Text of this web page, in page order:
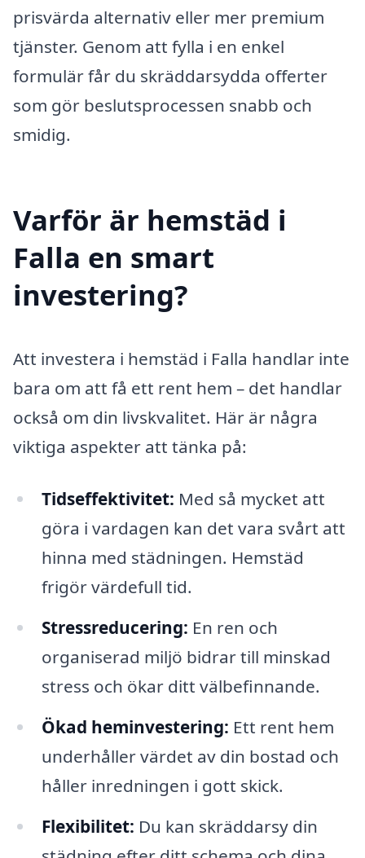
prisvärda alternativ eller mer premium
tjänster. Genom att fylla i en enkel
formulär får du skräddarsydda offerter
som gör beslutsprocessen snabb och
smidig.
Varför är hemstäd i
Falla en smart
investering?
Att investera i hemstäd i Falla handlar inte
bara om att få ett rent hem – det handlar
också om din livskvalitet. Här är några
viktiga aspekter att tänka på:
Tidseffektivitet: Med så mycket att
göra i vardagen kan det vara svårt att
hinna med städningen. Hemstäd
frigör värdefull tid.
Stressreducering: En ren och
organiserad miljö bidrar till minskad
stress och ökar ditt välbefinnande.
Ökad heminvestering: Ett rent hem
underhåller värdet av din bostad och
håller inredningen i gott skick.
Flexibilitet: Du kan skräddarsy din